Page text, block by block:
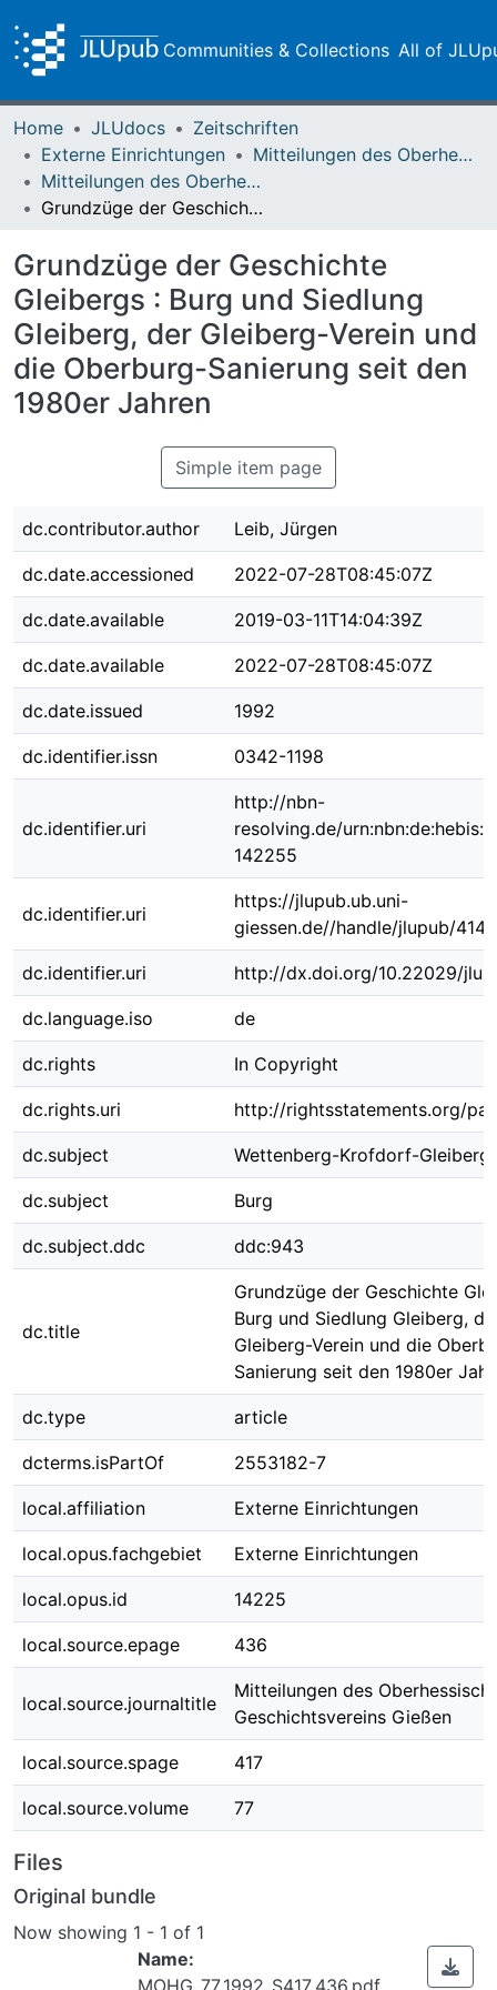
Communities & Collections All of
Home JLUdocs
Zeitschriften
Externe Einrichtungen
Mitteilungen des Oberhessischen Geschichtsvereins Gießen
Mitteilungen des Oberhessischen Geschichtsvereins Gießen Vol. 077 (1992)
Grundzüge der Geschichte Gleibergs : Burg und Siedlung Gleiberg, der Gleiberg-Verein und die Oberburg-Sanierung seit den 1980er Jahren
Grundzüge der Geschichte
Gleibergs : Burg und Siedlung
Gleiberg, der Gleiberg-Verein und
die Oberburg-Sanierung seit den
1980er Jahren
Simple item page
dc.contributor.author Leib, Jürgen
dc.date.accessioned 2022-07-28T08:45:07Z
dc.date.available 2019-03-11T14:04:39Z
dc.date.available 2022-07-28T08:45:07Z
dc.date.issued 1992
dc.identifier.issn 0342-1198
dc.identifier.uri
http://nbn-
resolving.de/
142255
dc.identifier.uri
https://jlupub.ub.uni-
giessen.de//handle/jlupub/4149
dc.identifier.uri http://dx.doi.org/10.22029/
dc.language.iso de
dc.rights In Copyright
dc.rights.uri http://rightsstatements.org/
dc.subject Wettenberg-Krofdorf-Gleiberg
dc.subject Burg
dc.subject.ddc ddc:943
dc.title
Grundzüge der Geschichte
Burg und Siedlung Gleiberg,
Gleiberg-Verein und die
Sanierung seit den 1980er
dc.type article
dcterms.isPartOf 2553182-7
local.affiliation Externe Einrichtungen
local.opus.fachgebiet Externe Einrichtungen
local.opus.id 14225
local.source.epage 436
local.source.journaltitle
Mitteilungen des
Geschichtsvereins Gießen
local.source.spage 417
local.source.volume 77
Files
Original bundle
Now showing 1 - 1 of 1
Name:
MOHG_77_1992_S417_436.pdf